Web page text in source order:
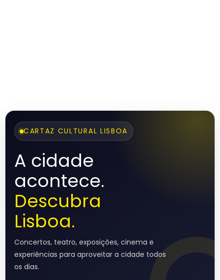
CARTAZ CULTURAL LISBOA
A cidade
acontece.
Descubra
Lisboa.
Concertos, teatro, exposições, cinema e
experiências para aproveitar a cidade todos
os dias.